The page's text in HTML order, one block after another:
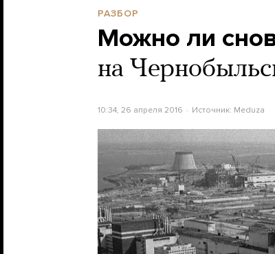
РАЗБОР
Можно ли
на
10:34, 26 апреля 2016 Источник: Meduza